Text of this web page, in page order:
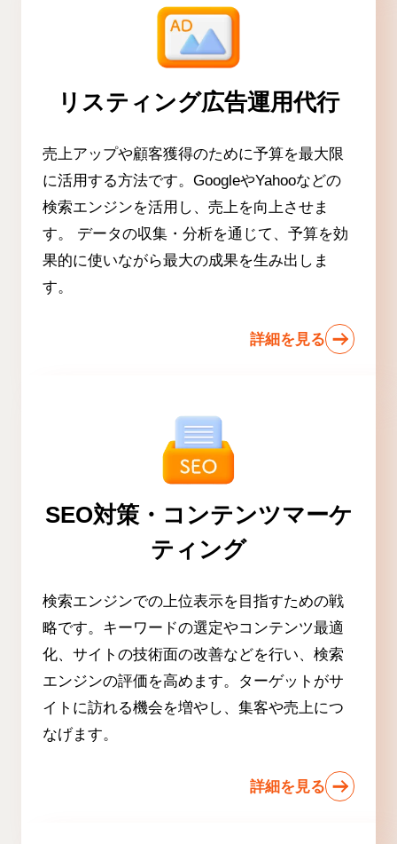
リスティング広告運用代行
売上アップや顧客獲得のために予算を最大限
に活用する方法です。GoogleやYahooなどの
検索エンジンを活用し、売上を向上させま
す。 データの収集・分析を通じて、予算を効
果的に使いながら最大の成果を生み出しま
す。
詳細を見る
SEO対策・コンテンツマーケ
ティング
検索エンジンでの上位表示を目指すための戦
略です。キーワードの選定やコンテンツ最適
化、サイトの技術面の改善などを行い、検索
エンジンの評価を高めます。ターゲットがサ
イトに訪れる機会を増やし、集客や売上につ
なげます。
詳細を見る